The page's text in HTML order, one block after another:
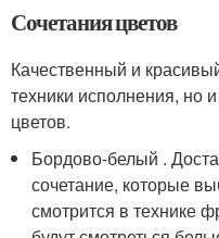
Сочетания цветов
Качественный и
техники исполнения, но
цветов.
Бордово-белый .
сочетание, которые
смотрится в технике